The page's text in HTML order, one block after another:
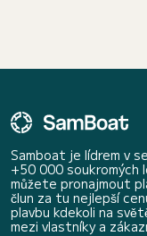
Samboat je lídrem v
+50 000 soukromých
můžete pronajmout
člun za tu nejlepší
plavbu kdekoli na
mezi vlastníky a